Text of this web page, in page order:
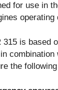
for use in
315 is based
the